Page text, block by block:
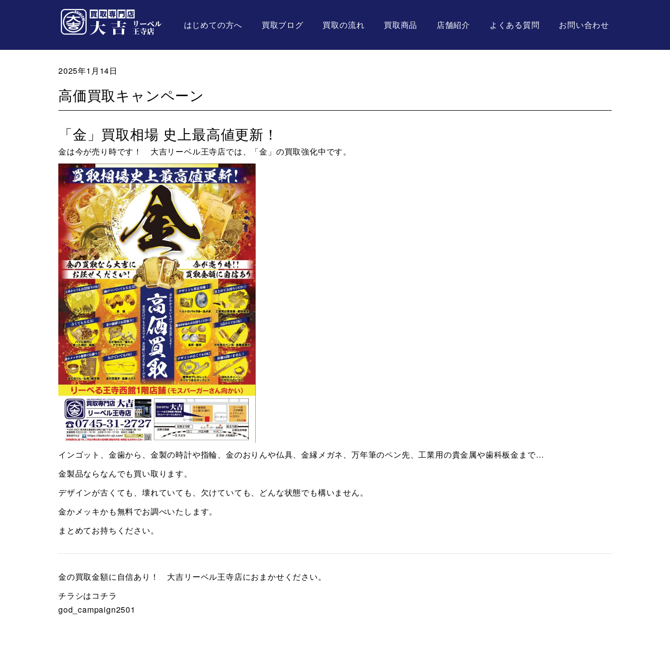
はじめての方へ 買取ブログ 買取の流れ 買取商品 店舗紹介 よくある質問 お問い合わせ
2025年1月14日
高価買取キャンペーン
「金」買取相場 史上最高値更新！
金は今が売り時です！ 大吉リーベル王寺店では、「金」の買取強化中です。
インゴット、金歯から、金製の時計や指輪、金のおりんや仏具、金縁メガネ、万年筆のペン先、工業用の貴金属や歯科板金まで…
金製品ならなんでも買い取ります。
デザインが古くても、壊れていても、欠けていても、どんな状態でも構いません。
金かメッキかも無料でお調べいたします。
まとめてお持ちください。
金の買取金額に自信あり！ 大吉リーベル王寺店におまかせください。
チラシはコチラ
god_campaign2501